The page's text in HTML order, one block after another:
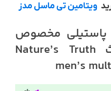
ویتامین تی ماسل مدز
پاستیلی مخصوص
Nature’s Truth
men’s